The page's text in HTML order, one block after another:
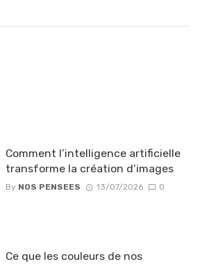
Comment l’intelligence artificielle
transforme la création d’images
By NOS PENSEES 13/07/2026 0
Ce que les couleurs de nos